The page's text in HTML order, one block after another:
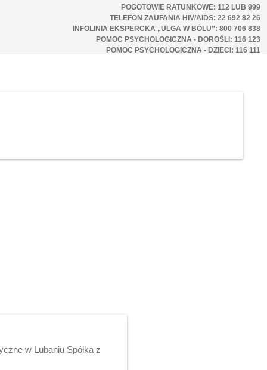
POGOTOWIE RATUNKOWE: 112 LUB 999
TELEFON ZAUFANIA HIV/AIDS: 22 692 82 26
INFOLINIA EKSPERCKA „ULGA W BÓLU”: 800 706 838
POMOC PSYCHOLOGICZNA - DOROŚLI: 116 123
POMOC PSYCHOLOGICZNA - DZIECI: 116 111
w Lubaniu Spółka z